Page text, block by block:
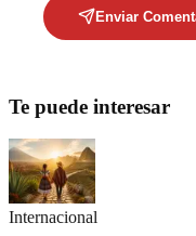
Enviar
Te puede interesar
Internacional